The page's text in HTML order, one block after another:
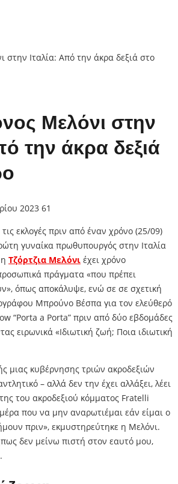
Μελόνι στην
την άκρα δεξιά
2023 61
εκλογές πριν από έναν χρόνο (25/09)
γυναίκα πρωθυπουργός στην Ιταλία
Τζόρτζια Μελόνι έχει χρόνο
πράγματα «που πρέπει
όπως αποκάλυψε, ενώ σε σε σχετική
Μπρούνο Βέσπα για τον ελεύθερό
“Porta a Porta” πριν από δύο εβδομάδες
ειρωνικά «Ιδιωτική ζωή; Ποια ιδιωτική
μιας κυβέρνησης τριών ακροδεξιών
– αλλά δεν την έχει αλλάξει, λέει
του ακροδεξιού κόμματος Fratelli
που να μην αναρωτιέμαι εάν είμαι ο
πριν», εκμυστηρεύτηκε η Μελόνι.
δεν μείνω πιστή στον εαυτό μου,